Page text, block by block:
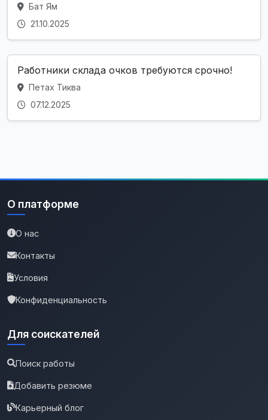
Бат Ям
21.10.2025
Работники склада очков требуются срочно!
Петах Тиква
07.12.2025
О платформе
О нас
Контакты
Условия
Конфиденциальность
Для соискателей
Поиск работы
Добавить резюме
Карьерный блог